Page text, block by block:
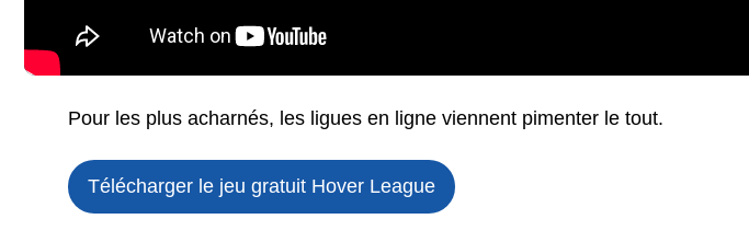
Pour les plus acharnés, les ligues en ligne viennent pimenter le tout.
Télécharger le jeu gratuit Hover League